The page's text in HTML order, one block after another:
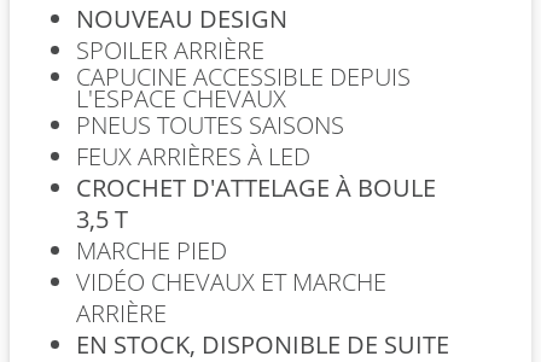
NOUVEAU DESIGN
SPOILER ARRIÈRE
CAPUCINE ACCESSIBLE DEPUIS
L'ESPACE CHEVAUX
PNEUS TOUTES SAISONS
FEUX ARRIÈRES À LED
CROCHET D'ATTELAGE À BOULE
3,5 T
MARCHE PIED
VIDÉO CHEVAUX ET MARCHE
ARRIÈRE
EN STOCK, DISPONIBLE DE SUITE